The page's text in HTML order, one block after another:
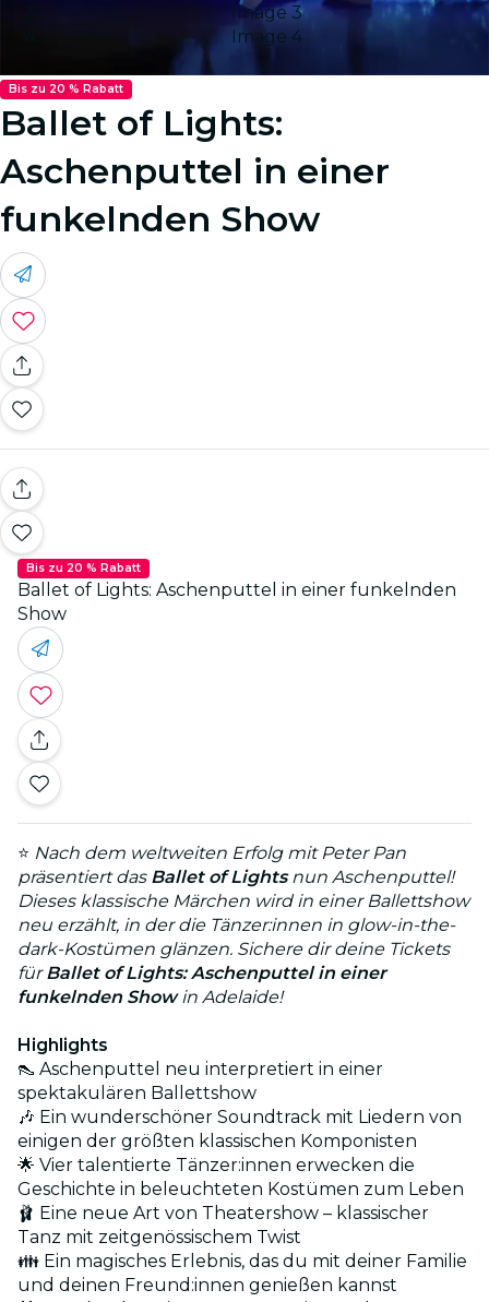
Image 3
Image 4
Bis zu 20 % Rabatt
Ballet of Lights:
Aschenputtel in einer
funkelnden Show
Bis zu 20 % Rabatt
Ballet of Lights: Aschenputtel in einer funkelnden
Show
⭐ Nach dem weltweiten Erfolg mit Peter Pan
präsentiert das Ballet of Lightsnun Aschenputtel!
Dieses klassische Märchen wird in einer Ballettshow
neu erzählt, in der die Tänzer:innen in glow-in-the-
dark-Kostümen glänzen. Sichere dir deine Tickets
fürBallet of Lights: Aschenputtel in einer
funkelnden Showin Adelaide!
Highlights
👠 Aschenputtel neu interpretiert in einer
spektakulären Ballettshow
🎶 Ein wunderschöner Soundtrack mit Liedern von
einigen der größten klassischen Komponisten
🌟 Vier talentierte Tänzer:innen erwecken die
Geschichte in beleuchteten Kostümen zum Leben
🩰 Eine neue Art von Theatershow – klassischer
Tanz mit zeitgenössischem Twist
👪 Ein magisches Erlebnis, das du mit deiner Familie
und deinen Freund:innen genießen kannst